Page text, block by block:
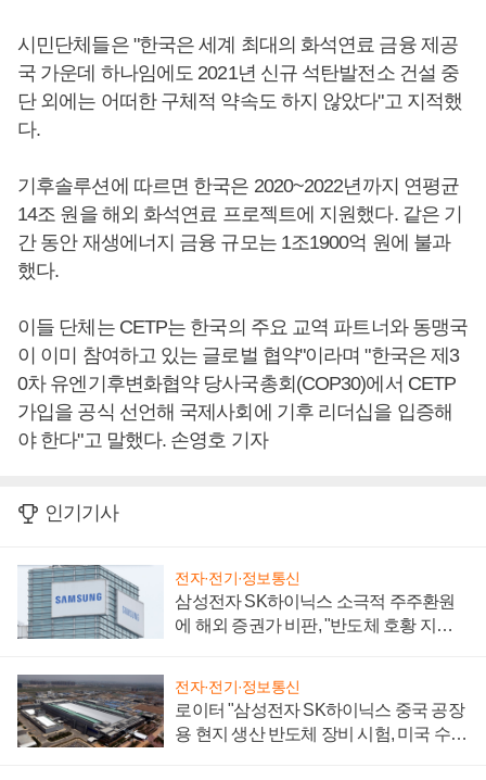
시민단체들은 "한국은 세계 최대의 화석연료 금융 제공
국 가운데 하나임에도 2021년 신규 석탄발전소 건설 중
단 외에는 어떠한 구체적 약속도 하지 않았다"고 지적했
다.
기후솔루션에 따르면 한국은 2020~2022년까지 연평균
14조 원을 해외 화석연료 프로젝트에 지원했다. 같은 기
간 동안 재생에너지 금융 규모는 1조1900억 원에 불과
했다.
이들 단체는 CETP는 한국의 주요 교역 파트너와 동맹국
이 이미 참여하고 있는 글로벌 협약"이라며 "한국은 제3
0차 유엔기후변화협약 당사국총회(COP30)에서 CETP
가입을 공식 선언해 국제사회에 기후 리더십을 입증해
야 한다"고 말했다. 손영호 기자
인기기사
전자·전기·정보통신
삼성전자 SK하이닉스 소극적 주주환원
에 해외 증권가 비판, "반도체 호황 지속
전자·전기·정보통신
로이터 "삼성전자 SK하이닉스 중국 공장
용 현지 생산 반도체 장비 시험, 미국 수출